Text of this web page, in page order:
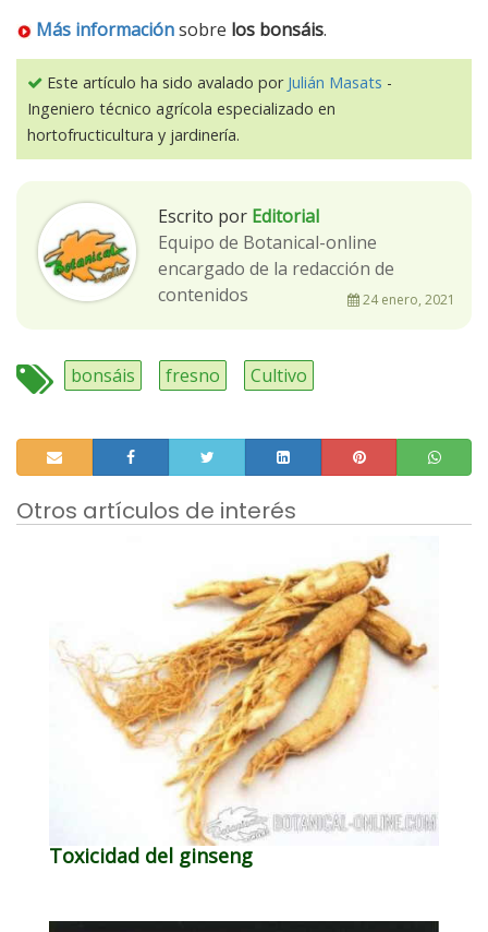
Más informaciónsobre los bonsáis.
Este artículo ha sido avalado por Julián Masats -
Ingeniero técnico agrícola especializado en
hortofructicultura y jardinería.
Escrito por Editorial
Equipo de Botanical-online
encargado de la redacción de
contenidos
24 enero, 2021
bonsáis fresno Cultivo
Otros artículos de interés
Toxicidad del ginseng